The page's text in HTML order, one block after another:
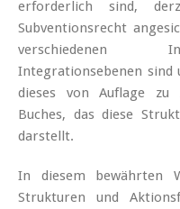
erforderlich sind,
Subventionsrecht
verschiedenen
Integrationsebenen sind
dieses von Auflage zu
Buches, das diese
darstellt.
In diesem bewährten
Strukturen und